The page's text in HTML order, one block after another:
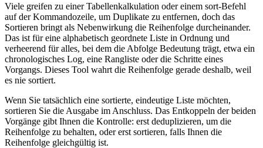
Viele greifen zu einer Tabellenkalkulation oder einem sort-Befehl
auf der Kommandozeile, um Duplikate zu entfernen, doch das
Sortieren bringt als Nebenwirkung die Reihenfolge durcheinander.
Das ist für eine alphabetisch geordnete Liste in Ordnung und
verheerend für alles, bei dem die Abfolge Bedeutung trägt, etwa ein
chronologisches Log, eine Rangliste oder die Schritte eines
Vorgangs. Dieses Tool wahrt die Reihenfolge gerade deshalb, weil
es nie sortiert.
Wenn Sie tatsächlich eine sortierte, eindeutige Liste möchten,
sortieren Sie die Ausgabe im Anschluss. Das Entkoppeln der beiden
Vorgänge gibt Ihnen die Kontrolle: erst deduplizieren, um die
Reihenfolge zu behalten, oder erst sortieren, falls Ihnen die
Reihenfolge gleichgültig ist.